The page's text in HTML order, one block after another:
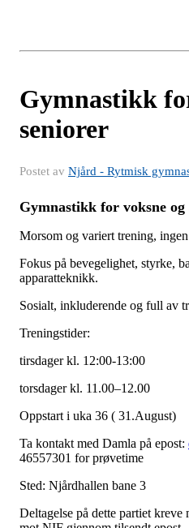
Gymnastikk
seniorer
Postet av Njård - Rytmisk
Gymnastikk for voksne og
Morsom og variert trening,
Fokus på bevegelighet, styrke,
apparatteknikk.
Sosialt, inkluderende og full av
Treningstider:
tirsdager kl. 12:00-13:00
torsdager kl. 11.00–12.00
Oppstart i uka 36 ( 31.August)
Ta kontakt med Damla på epost:
46557301 for prøvetime
Sted: Njårdhallen bane 3
Deltagelse på dette partiet